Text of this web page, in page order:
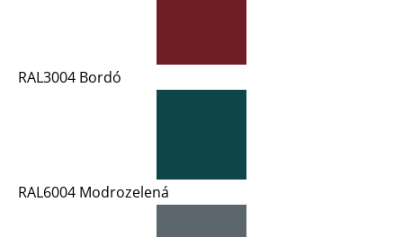
RAL3004 Bordó
RAL6004 Modrozelená